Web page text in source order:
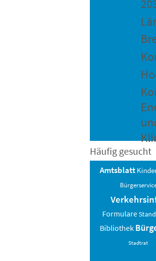
Häufig gesucht
Amtsblatt
Formulare
Bibliothek
Stadtrat